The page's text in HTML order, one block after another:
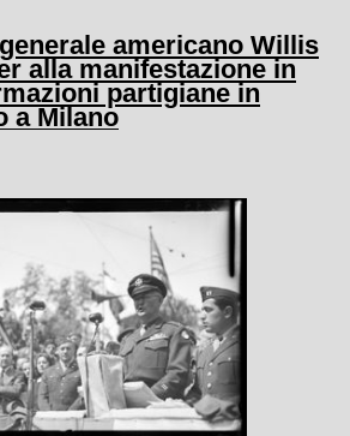
americano Willis
alla manifestazione in
partigiane in
a Milano